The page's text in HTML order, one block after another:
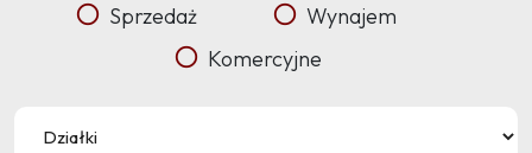
Sprzedaż
Wynajem
Komercyjne